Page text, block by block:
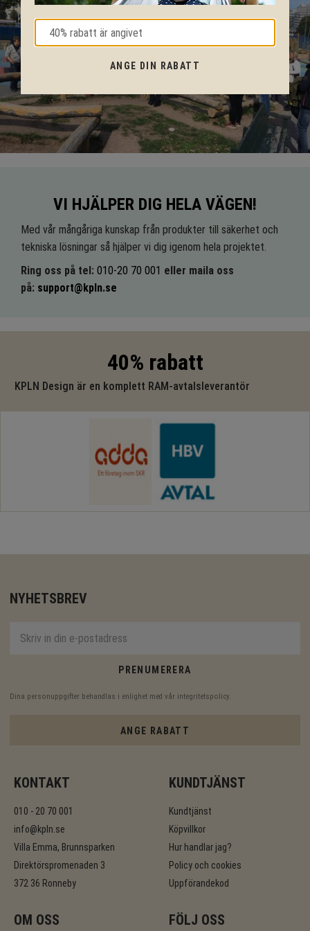
VI HJÄLPER DIG HELA VÄGEN!
Med vår mångåriga kunskap från produkter till säkerhet och
tekniska lösningar så hjälper vi dig igenom hela projektet.
Ring oss på tel: 010-20 70 001 eller maila oss
på: support@kpln.se
40% rabatt
KPLN Design är en komplett RAM-avtalsleverantör
NYHETSBREV
PRENUMERERA
Dina personuppgifter behandlas i enlighet med vår integritetspolicy
ANGE RABATT
KONTAKT
010 - 20 70 001
info@kpln.se
Villa Emma, Brunnsparken
Direktörspromenaden 3
372 36 Ronneby
KUNDTJÄNST
Kundtjänst
Köpvillkor
Hur handlar jag?
Policy och cookies
Uppförandekod
OM OSS FÖLJ OSS
ANGE DIN RABATT